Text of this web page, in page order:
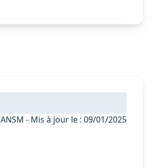
ANSM - Mis à jour le : 09/01/2025